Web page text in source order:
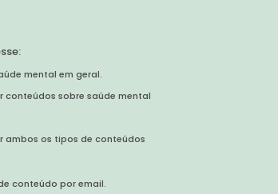
mental em geral.
conteúdos sobre saúde mental
ambos os tipos de conteúdos
conteúdo por email.